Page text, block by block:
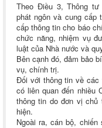
Theo Điều 3, Thông tư
phát ngôn và cung cấp
cấp thông tin cho báo
chức năng, nhiệm vụ
luật của Nhà nước và
Bên cạnh đó, đảm bảo
vụ, chính trị.
Đối với thông tin về
có liên quan đến nhiều
thông tin do đơn vị
hiện.
Ngoài ra, cán bộ,